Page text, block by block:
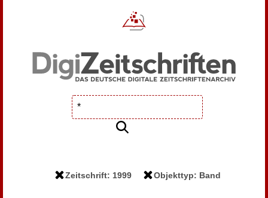
Zeitschrift: 1999 Objekttyp: Band